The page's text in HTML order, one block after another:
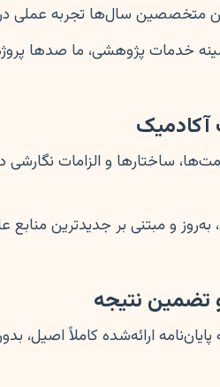
سال‌ها تجربه عملی در
خدمات پژوهشی، ما صدها پروژه
ساختارها و الزامات
به‌روز و مبتنی بر جدیدترین
ارائه‌شده کاملاً